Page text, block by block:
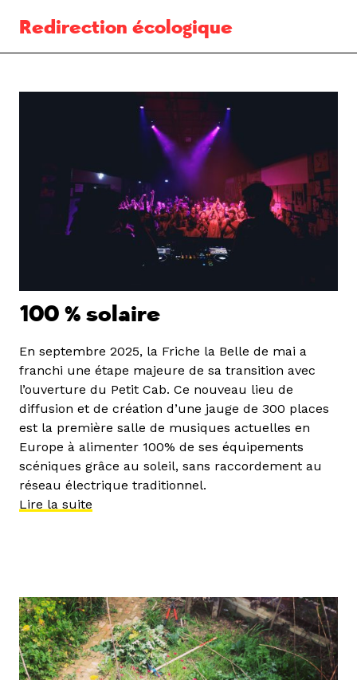
Redirection écologique
100 % solaire
En septembre 2025, la Friche la Belle de mai a
franchi une étape majeure de sa transition avec
l’ouverture du Petit Cab. Ce nouveau lieu de
diffusion et de création d’une jauge de 300 places
est la première salle de musiques actuelles en
Europe à alimenter 100% de ses équipements
scéniques grâce au soleil, sans raccordement au
réseau électrique traditionnel.
Lire la suite